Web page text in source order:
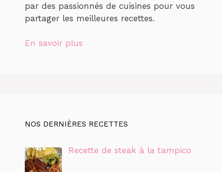
par des passionnés de cuisines pour vous
partager les meilleures recettes.
En savoir plus
NOS DERNIÈRES RECETTES
Recette de steak à la tampico